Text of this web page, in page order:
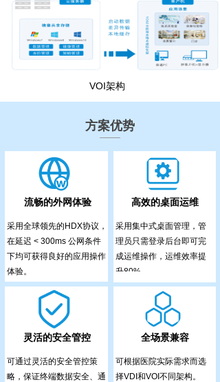
全场景兼容
可根据医院实际需求而选
择VDI和VOI不同架构。
灵活的安全管控
可通过灵活的安全管控策
略，保证终端数据安全、通
流畅的外网体验
采用全球领先的HDX协议，
在延迟 < 300ms 公网条件
下均可获得良好的应用操作
体验。
高效的桌面运维
采用集中式桌面管理，管
理员只需登录后台即可完
成运维操作，运维效率提
升80%。
方案优势
VOI架构